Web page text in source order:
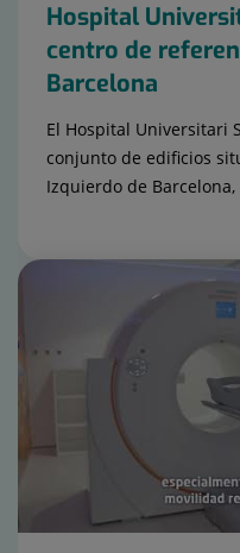
Hospital
centro de
Barcelona
El Hospital Universitari
conjunto de edificios
Izquierdo de